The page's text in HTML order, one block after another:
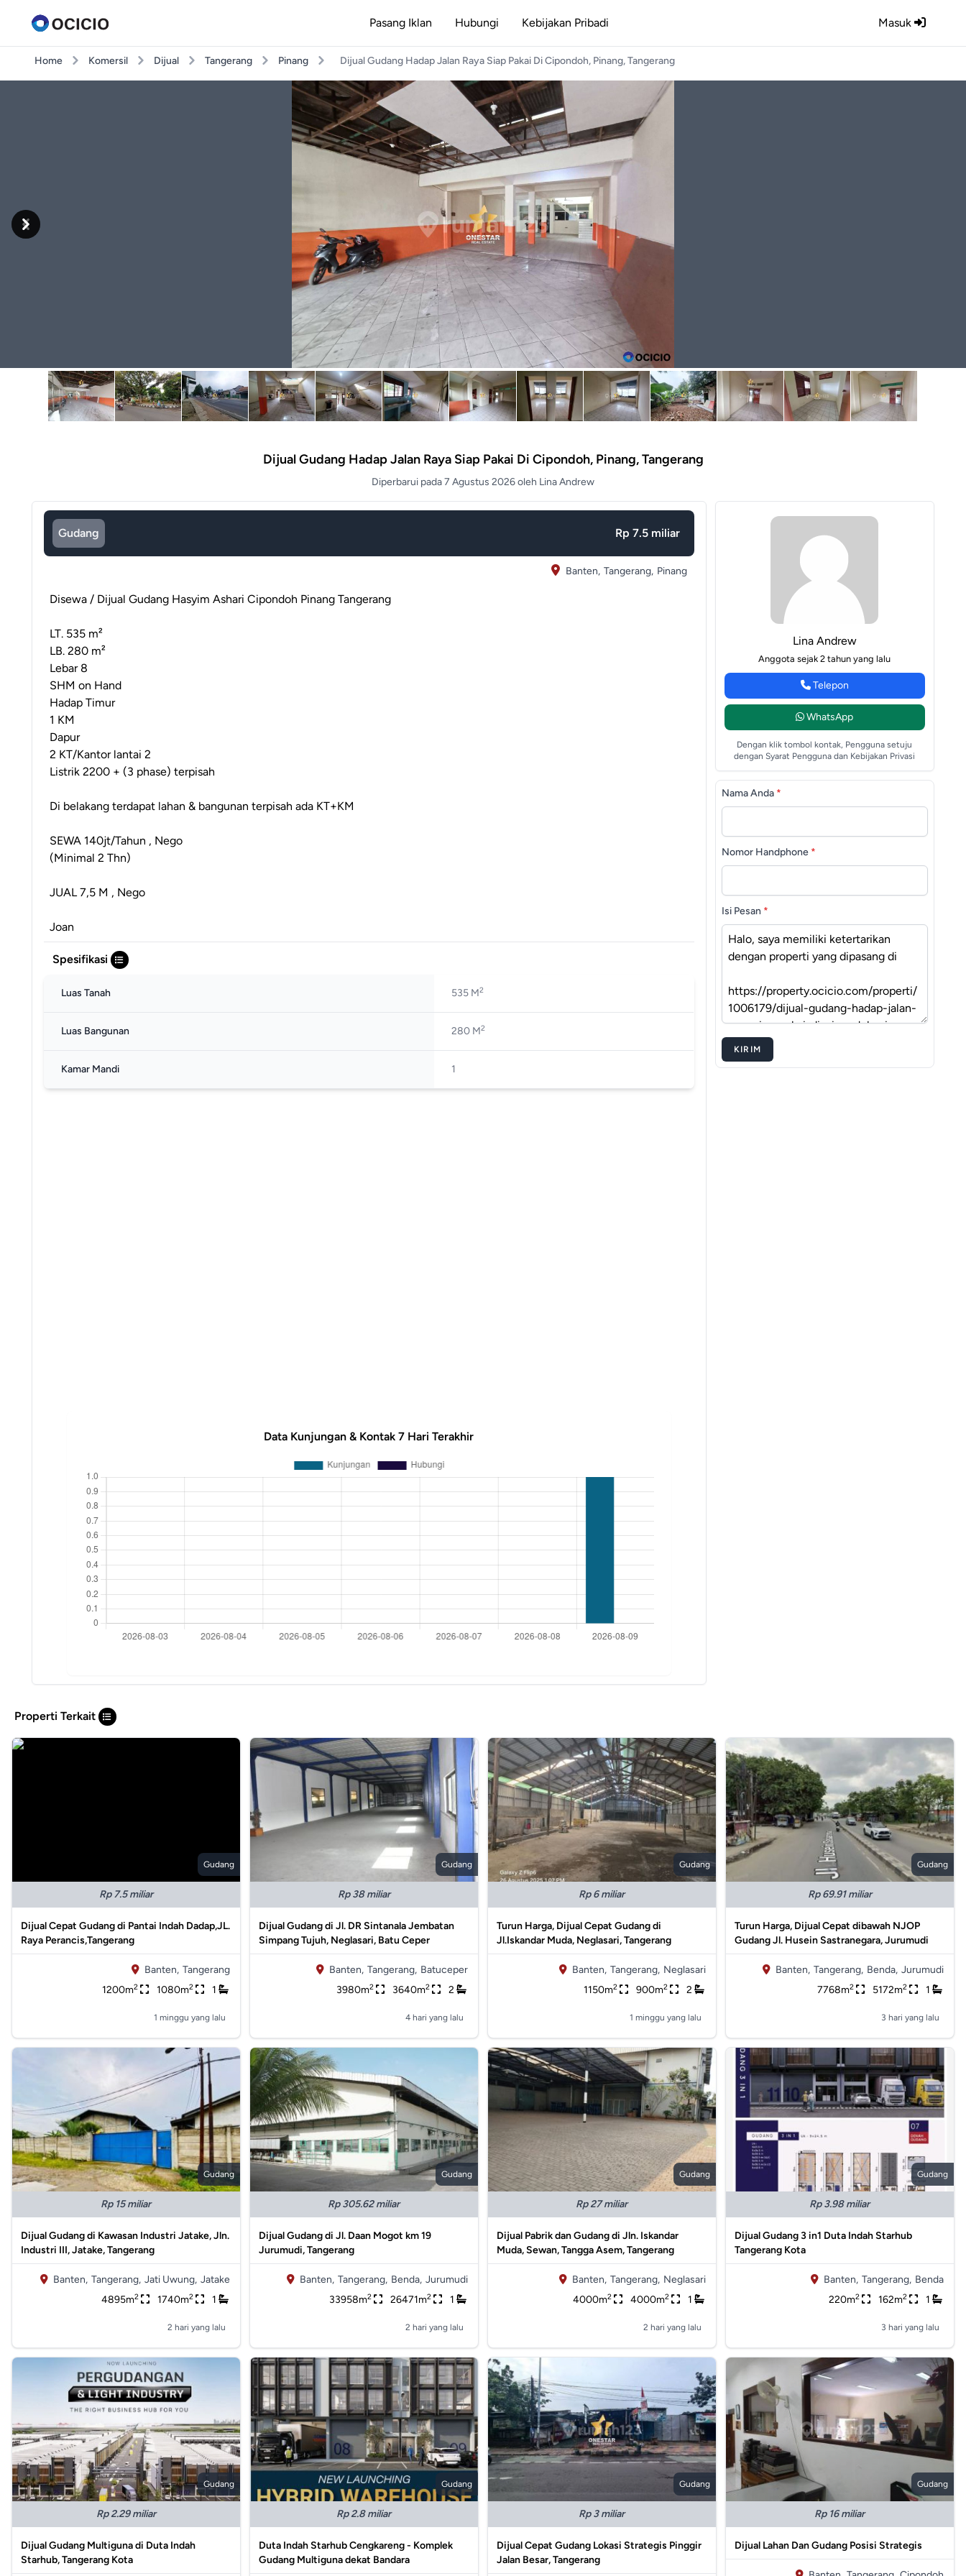
Masuk
Pasang Iklan Hubungi Kebijakan Pribadi
Home Komersil Dijual Tangerang Pinang Dijual Gudang Hadap Jalan Raya Siap Pakai Di Cipondoh, Pinang, Tangerang
Previous
Next
Dijual Gudang Hadap Jalan Raya Siap Pakai Di Cipondoh, Pinang, Tangerang
Diperbarui pada 7 Agustus 2026 oleh Lina Andrew
Gudang Rp 7.5 miliar
Banten, Tangerang, Pinang
Disewa / Dijual Gudang Hasyim Ashari Cipondoh Pinang Tangerang
LT. 535 m²
LB. 280 m²
Lebar 8
SHM on Hand
Hadap Timur
1 KM
Dapur
2 KT/Kantor lantai 2
Listrik 2200 + (3 phase) terpisah
Di belakang terdapat lahan & bangunan terpisah ada KT+KM
SEWA 140jt/Tahun , Nego
(Minimal 2 Thn)
JUAL 7,5 M , Nego
Joan
Spesifikasi
Luas Tanah 535 M2
Luas Bangunan 280 M2
Kamar Mandi 1
Data Kunjungan & Kontak 7 Hari Terakhir
Lina Andrew
Anggota sejak 2 tahun yang lalu
Telepon
WhatsApp
Dengan klik tombol kontak, Pengguna setuju
dengan Syarat Pengguna dan Kebijakan Privasi
Nama Anda *
Nomor Handphone *
Isi Pesan *
KIRIM
Properti Terkait
Gudang
Rp 7.5 miliar
Dijual Cepat Gudang di Pantai Indah Dadap,JL.
Raya Perancis,Tangerang
Banten, Tangerang
1200m2 1080m2 1
1 minggu yang lalu
Gudang
Rp 38 miliar
Dijual Gudang di Jl. DR Sintanala Jembatan
Simpang Tujuh, Neglasari, Batu Ceper
Banten, Tangerang, Batuceper
3980m2 3640m2 2
4 hari yang lalu
Gudang
Rp 6 miliar
Turun Harga, Dijual Cepat Gudang di
Jl.Iskandar Muda, Neglasari, Tangerang
Banten, Tangerang, Neglasari
1150m2 900m2 2
1 minggu yang lalu
Gudang
Rp 69.91 miliar
Turun Harga, Dijual Cepat dibawah NJOP
Gudang Jl. Husein Sastranegara, Jurumudi
Banten, Tangerang, Benda, Jurumudi
7768m2 5172m2 1
3 hari yang lalu
Gudang
Rp 15 miliar
Dijual Gudang di Kawasan Industri Jatake, Jln.
Industri III, Jatake, Tangerang
Banten, Tangerang, Jati Uwung, Jatake
4895m2 1740m2 1
2 hari yang lalu
Gudang
Rp 305.62 miliar
Dijual Gudang di Jl. Daan Mogot km 19
Jurumudi, Tangerang
Banten, Tangerang, Benda, Jurumudi
33958m2 26471m2 1
2 hari yang lalu
Gudang
Rp 27 miliar
Dijual Pabrik dan Gudang di Jln. Iskandar
Muda, Sewan, Tangga Asem, Tangerang
Banten, Tangerang, Neglasari
4000m2 4000m2 1
2 hari yang lalu
Gudang
Rp 3.98 miliar
Dijual Gudang 3 in1 Duta Indah Starhub
Tangerang Kota
Banten, Tangerang, Benda
220m2 162m2 1
3 hari yang lalu
Gudang
Rp 2.29 miliar
Dijual Gudang Multiguna di Duta Indah
Starhub, Tangerang Kota
Gudang
Rp 2.8 miliar
Duta Indah Starhub Cengkareng - Komplek
Gudang Multiguna dekat Bandara
Gudang
Rp 3 miliar
Dijual Cepat Gudang Lokasi Strategis Pinggir
Jalan Besar, Tangerang
Gudang
Rp 16 miliar
Dijual Lahan Dan Gudang Posisi Strategis